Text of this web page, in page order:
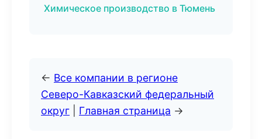
Химическое производство в Тюмень
← Все компании в регионе
Северо-Кавказский федеральный
округ
Главная страница →